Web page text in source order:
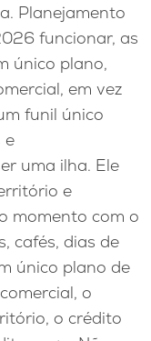
Planejamento
funcionar, as
único plano,
em vez
funil único
e
uma ilha. Ele
e
momento com o
cafés, dias de
único plano de
o
o crédito